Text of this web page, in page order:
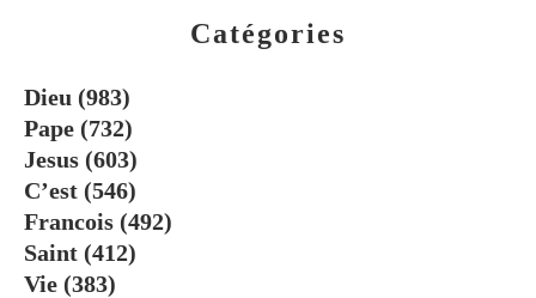
Catégories
Dieu (983)
Pape (732)
Jesus (603)
C’est (546)
Francois (492)
Saint (412)
Vie (383)